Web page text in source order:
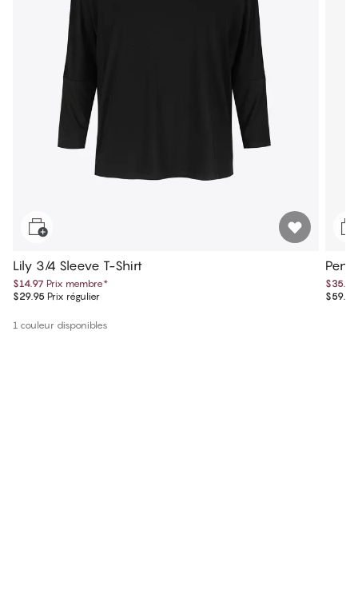
Lily 3/4 Sleeve T-Shirt
$14.97 Prix membre*
$29.95 Prix régulier
1 couleur disponibles
$35.99
$59.99